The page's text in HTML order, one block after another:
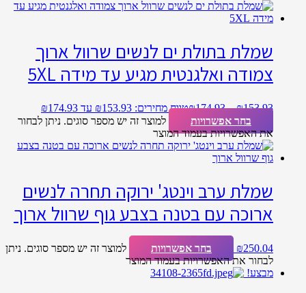
שמלת בתולת ים לנשים שרוול ארוך
צמודה ואלגנטית מגיע עד מידה 5XL
₪153.93
–
₪174.93 טווח מחירים: ⁦₪153.93⁩ עד ⁦₪174.93⁩
בחר אפשרויות
למוצר זה יש מספר סוגים. ניתן לבחור
את האפשרויות בעמוד המוצר
שמלת ערב וינטג' ירוקה תחרה לנשים
ארוכה עם בטנה בצבע גוף שרוול ארוך
₪250.04 בחר אפשרויות
למוצר זה יש מספר סוגים. ניתן
לבחור את האפשרויות בעמוד המוצר
מבצע!